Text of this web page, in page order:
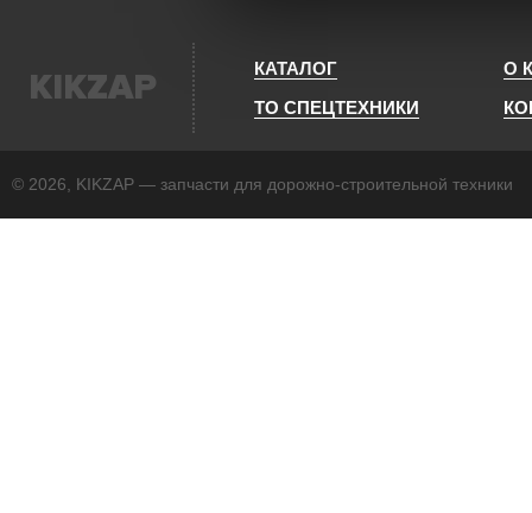
KIKZAP КАТАЛОГ
О
ТО СПЕЦТЕХНИКИ
© 2026, KIKZAP — запчасти для дорожно-строительной техники